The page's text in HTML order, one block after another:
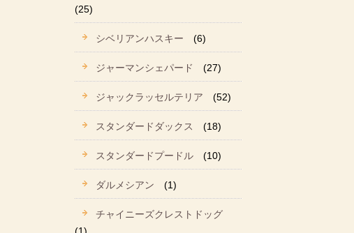
(25)
シベリアンハスキー (6)
ジャーマンシェパード (27)
ジャックラッセルテリア (52)
スタンダードダックス (18)
スタンダードプードル (10)
ダルメシアン (1)
チャイニーズクレストドッグ